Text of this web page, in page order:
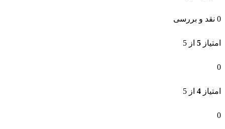
0 نقد و بررسی
امتیاز 5 از 5
0
امتیاز 4 از 5
0